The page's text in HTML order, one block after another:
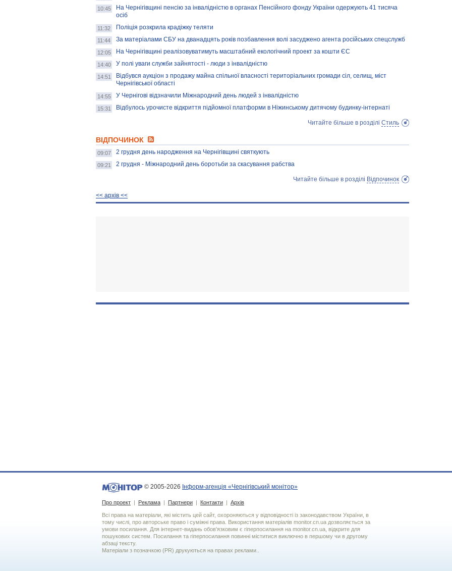
10:45
На Чернігівщині пенсію за інвалідністю в органах Пенсійного фонду України одержують 41 тисяча
осіб
11:32 Поліція розкрила крадіжку теляти
11:44 За матеріалами СБУ на дванадцять років позбавлення волі засуджено агента російських спецслужб
12:05 На Чернігівщині реалізовуватимуть масштабний екологічний проект за кошти ЄС
14:40 У полі уваги служби зайнятості - люди з інвалідністю
14:51
Відбувся аукціон з продажу майна спільної власності територіальних громади сіл, селищ, міст
Чернігівської області
14:55 У Чернігові відзначили Міжнародний день людей з інвалідністю
15:31 Відбулось урочисте відкриття підйомної платформи в Ніжинському дитячому будинку-інтернаті
Читайте більше в розділі Стиль
ВІДПОЧИНОК
09:07 2 грудня день народження на Чернігівщині святкують
09:21 2 грудня - Міжнародний день боротьби за скасування рабства
Читайте більше в розділі Відпочинок
<< архiв <<
© 2005-2026 Інформ-агенція «Чернігівський монітор»
Про проект | Реклама | Партнери | Контакти | Архів
Всі права на матеріали, які містить цей сайт, охороняються у відповідності із законодавством України, в
тому числі, про авторське право і суміжні права. Використання матерiалiв monitor.cn.ua дозволяється за
умови посилання. Для iнтернет-видань обов'язковим є гiперпосилання на monitor.cn.ua, відкрите для
пошукових систем. Посилання та гіперпосилання повинні міститися виключно в першому чи в другому
абзаці тексту.
Матеріали з позначкою (PR) друкуються на правах реклами..